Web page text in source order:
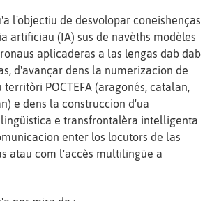
l'objectiu de desvolopar coneishenças
artificiau (IA) sus de navèths modèles
aplicaderas a las lengas dab dab
d'avançar dens la numerizacion de
territòri POCTEFA (aragonés, catalan,
e dens la construccion d'ua
e transfrontalèra intelligenta
enter los locutors de las
atau com l'accès multilingüe a